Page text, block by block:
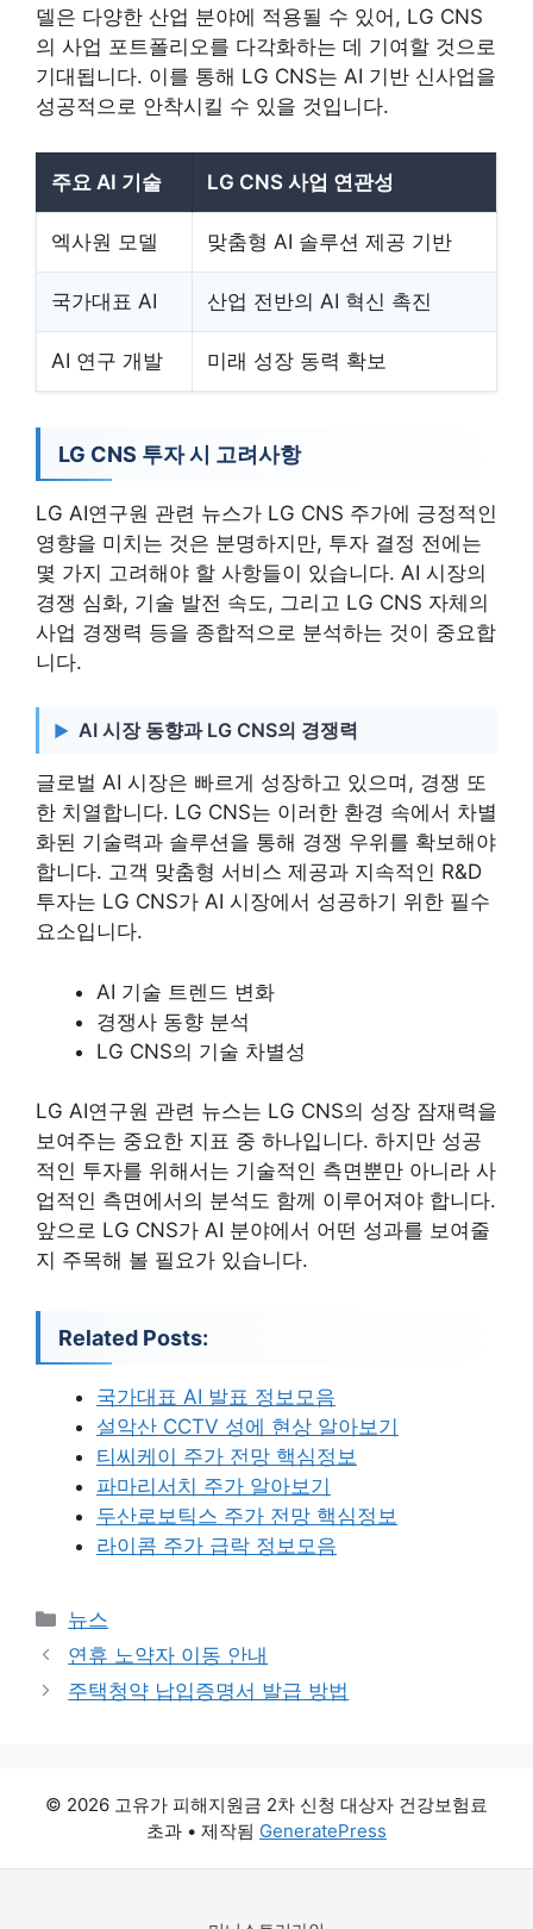
델은 다양한 산업 분야에 적용될 수 있어, LG CNS
의 사업 포트폴리오를 다각화하는 데 기여할 것으로
기대됩니다. 이를 통해 LG CNS는 AI 기반 신사업을
성공적으로 안착시킬 수 있을 것입니다.
주요 AI 기술 LG CNS 사업 연관성
엑사원 모델 맞춤형 AI 솔루션 제공 기반
국가대표 AI 산업 전반의 AI 혁신 촉진
AI 연구 개발 미래 성장 동력 확보
LG CNS 투자 시 고려사항
LG AI연구원 관련 뉴스가 LG CNS 주가에 긍정적인
영향을 미치는 것은 분명하지만, 투자 결정 전에는
몇 가지 고려해야 할 사항들이 있습니다. AI 시장의
경쟁 심화, 기술 발전 속도, 그리고 LG CNS 자체의
사업 경쟁력 등을 종합적으로 분석하는 것이 중요합
니다.
AI 시장 동향과 LG CNS의 경쟁력
글로벌 AI 시장은 빠르게 성장하고 있으며, 경쟁 또
한 치열합니다. LG CNS는 이러한 환경 속에서 차별
화된 기술력과 솔루션을 통해 경쟁 우위를 확보해야
합니다. 고객 맞춤형 서비스 제공과 지속적인 R&D
투자는 LG CNS가 AI 시장에서 성공하기 위한 필수
요소입니다.
AI 기술 트렌드 변화
경쟁사 동향 분석
LG CNS의 기술 차별성
LG AI연구원 관련 뉴스는 LG CNS의 성장 잠재력을
보여주는 중요한 지표 중 하나입니다. 하지만 성공
적인 투자를 위해서는 기술적인 측면뿐만 아니라 사
업적인 측면에서의 분석도 함께 이루어져야 합니다.
앞으로 LG CNS가 AI 분야에서 어떤 성과를 보여줄
지 주목해 볼 필요가 있습니다.
Related Posts:
국가대표 AI 발표 정보모음
설악산 CCTV 성에 현상 알아보기
티씨케이 주가 전망 핵심정보
파마리서치 주가 알아보기
두산로보틱스 주가 전망 핵심정보
라이콤 주가 급락 정보모음
카
테
리
뉴스
연휴 노약자 이동 안내
주택청약 납입증명서 발급 방법
© 2026 고유가 피해지원금 2차 신청 대상자 건강보험료
초과 • 제작됨 GeneratePress